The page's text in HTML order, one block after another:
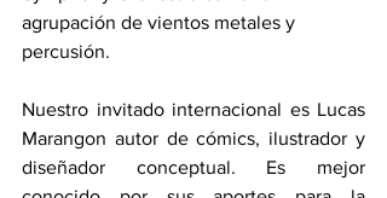
agrupación de vientos metales y
percusión.
Nuestro invitado internacional es Lucas
Marangon autor de cómics, ilustrador y
diseñador conceptual. Es mejor